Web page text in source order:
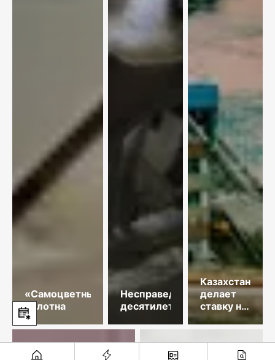
«Самоцветные»
полотна
Несправедливость
десятилетий
Казахстан
делает
ставку на